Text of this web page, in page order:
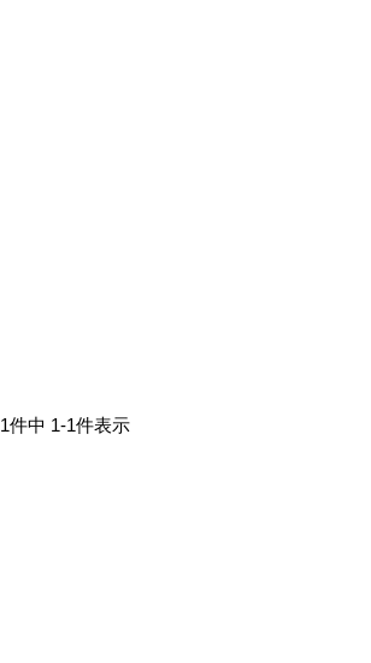
1件中 1-1件表示